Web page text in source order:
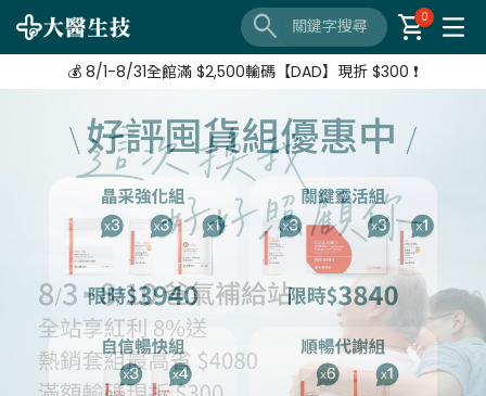
search shopping_cart
0
【8/3-8/10 爸氣補給站】 全站紅利享8%
💰 8/1-8/31全館滿 $2,500輸碼【DAD】現折 $300 ❗
【8/3-8/10 爸氣補給站】 全站紅利享8%